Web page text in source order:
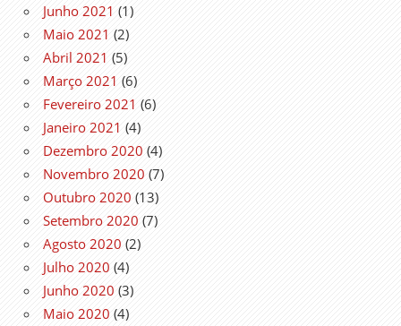
Junho 2021 (1)
Maio 2021 (2)
Abril 2021 (5)
Março 2021 (6)
Fevereiro 2021 (6)
Janeiro 2021 (4)
Dezembro 2020 (4)
Novembro 2020 (7)
Outubro 2020 (13)
Setembro 2020 (7)
Agosto 2020 (2)
Julho 2020 (4)
Junho 2020 (3)
Maio 2020 (4)